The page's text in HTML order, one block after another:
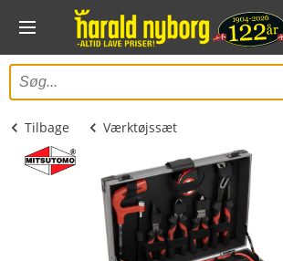
Tilbage Værktøjssæt